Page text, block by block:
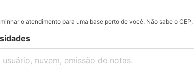
o atendimento para uma base perto de você. Não sabe o CEP,